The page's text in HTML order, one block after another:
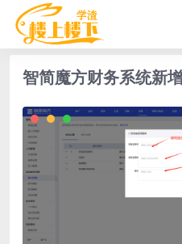
智简魔方财务系统新